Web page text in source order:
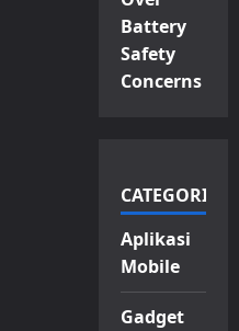
Battery
Safety
Concerns
CATEGORIES
Aplikasi
Mobile
Gadget